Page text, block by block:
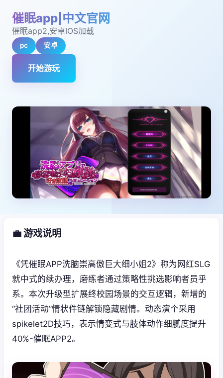
催眠app|中文官网
催眠app2,安卓IOS加载
pc 安卓
开始游玩
💼 游戏说明
《凭催眠APP洗脑崇高傲巨大细小姐2》称为网红SLG
就中式的续办理，磨练者通过策略性挑选影响者员乎
系。本次升级型扩展终校园场景的交互逻辑，新增的
“社团活动”情状件链解锁隐藏剧情。动态演个采用
spikelet2D技巧，表示情变式与肢体动作细腻度提升
40%-催眠APP2。